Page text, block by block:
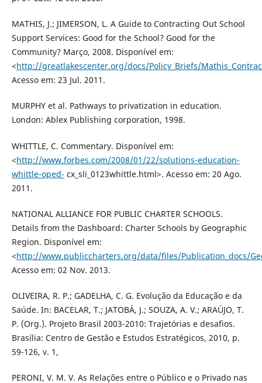
MATHIS, J.; JIMERSON, L. A Guide to Contracting Out School
Support Services: Good for the School? Good for the
Community? Março, 2008. Disponível em:
<http://greatlakescenter.org/docs/Policy_Briefs/
Acesso em: 23 Jul. 2011.
MURPHY et al. Pathways to privatization in education.
London: Ablex Publishing corporation, 1998.
WHITTLE, C. Commentary. Disponível em:
<http://www.forbes.com/2008/01/22/solutions-education-
whittle-oped- cx_sli_0123whittle.html>. Acesso em: 20 Ago.
2011.
NATIONAL ALLIANCE FOR PUBLIC CHARTER SCHOOLS.
Details from the Dashboard: Charter Schools by Geographic
Region. Disponível em:
<http://www.publiccharters.org/data/files/Publication_docs/
Acesso em: 02 Nov. 2013.
OLIVEIRA, R. P.; GADELHA, C. G. Evolução da Educação e da
Saúde. In: BACELAR, T.; JATOBÁ, J.; SOUZA, A. V.; ARAÚJO, T.
P. (Org.). Projeto Brasil 2003-2010: Trajetórias e desafios.
Brasília: Centro de Gestão e Estudos Estratégicos, 2010, p.
59-126, v. 1,
PERONI, V. M. V. As Relações entre o Público e o Privado nas